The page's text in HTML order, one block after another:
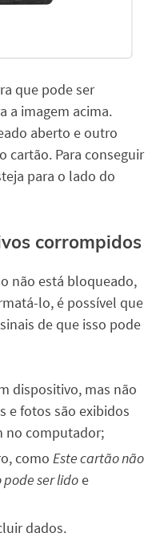
que pode ser
a imagem acima.
aberto e outro
cartão. Para conseguir
para o lado do
corrompidos
não está bloqueado,
lo, é possível que
de que isso pode
dispositivo, mas não
e fotos são exibidos
no computador;
como Este cartão não
pode ser lidoe
dados.